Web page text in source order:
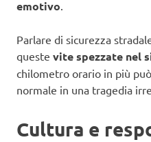
emotivo.
Parlare di sicurezza
queste vite spezzate nel
chilometro orario in più
normale in una tragedia
Cultura e